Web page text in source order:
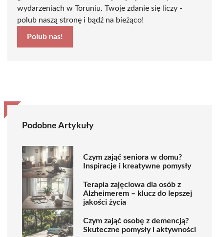
wydarzeniach w Toruniu. Twoje zdanie się liczy -
polub naszą stronę i bądź na bieżąco!
Polub nas!
Podobne Artykuły
Czym zająć seniora w domu?
Inspiracje i kreatywne pomysły
Terapia zajęciowa dla osób z
Alzheimerem – klucz do lepszej
jakości życia
Czym zająć osobę z demencją?
Skuteczne pomysły i aktywności